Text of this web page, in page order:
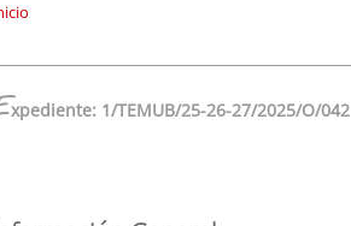
xpediente: 1/TEMUB/25-26-27/2025/O/042